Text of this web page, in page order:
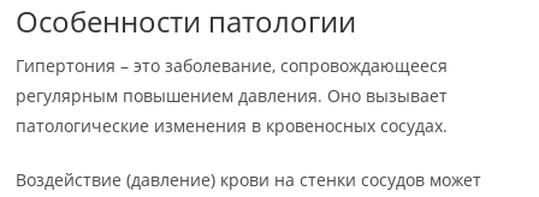
Особенности патологии
Гипертония – это заболевание, сопровождающееся
регулярным повышением давления. Оно вызывает
патологические изменения в кровеносных сосудах.
Воздействие (давление) крови на стенки сосудов может